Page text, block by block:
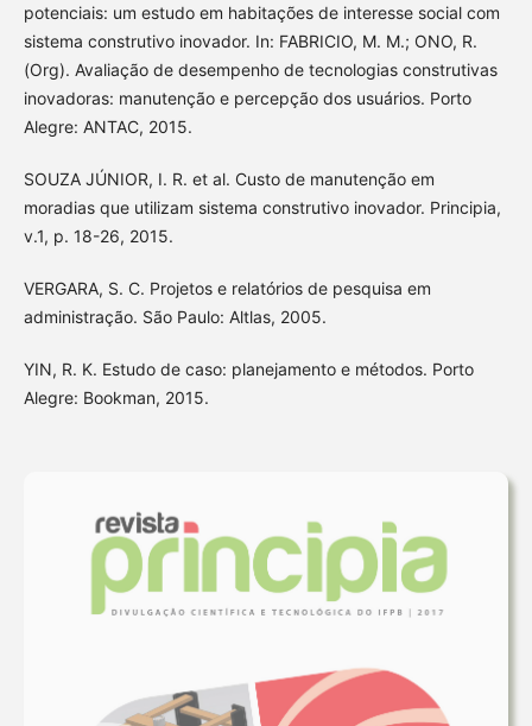
potenciais: um estudo em habitações de interesse social com
sistema construtivo inovador. In: FABRICIO, M. M.; ONO, R.
(Org). Avaliação de desempenho de tecnologias construtivas
inovadoras: manutenção e percepção dos usuários. Porto
Alegre: ANTAC, 2015.
SOUZA JÚNIOR, I. R. et al. Custo de manutenção em
moradias que utilizam sistema construtivo inovador. Principia,
v.1, p. 18-26, 2015.
VERGARA, S. C. Projetos e relatórios de pesquisa em
administração. São Paulo: Altlas, 2005.
YIN, R. K. Estudo de caso: planejamento e métodos. Porto
Alegre: Bookman, 2015.